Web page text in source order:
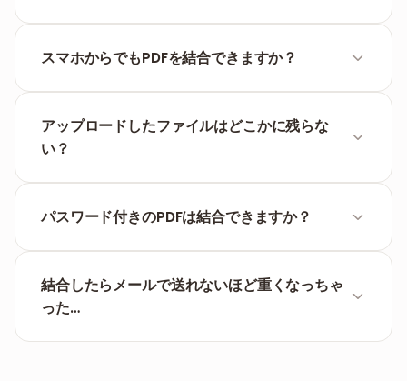
す前ならドラッグ＆ドロップで自由にファイルの順序
スマホからでもPDFを結合できますか？
どのブラウザを開けばすぐ使えます。専用アプリを入
れる必要はありません。
アップロードしたファイルはどこかに残らな
い？
あなたのファイルを受け取ったり保存したりすること
パスワード付きのPDFは結合できますか？
め、事前にご自身でパスワードを解除しておく必要が
あります。
結合したらメールで送れないほど重くなっちゃ
った…